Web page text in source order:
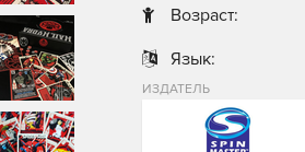
Возраст:
Язык:
ИЗДАТЕЛЬ